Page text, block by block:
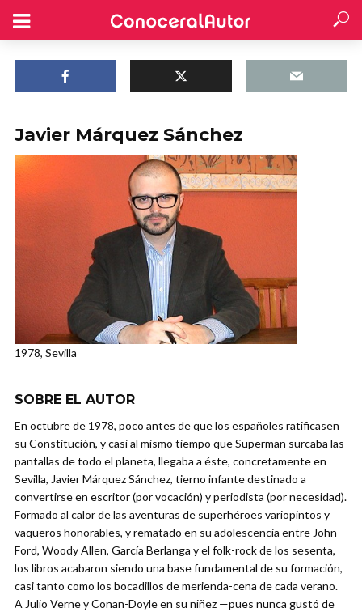
Javier Márquez Sánchez
1978, Sevilla
SOBRE EL AUTOR
En octubre de 1978, poco antes de que los españoles ratificasen
su Constitución, y casi al mismo tiempo que Superman surcaba las
pantallas de todo el planeta, llegaba a éste, concretamente en
Sevilla, Javier Márquez Sánchez, tierno infante destinado a
convertirse en escritor (por vocación) y periodista (por necesidad).
Formado al calor de las aventuras de superhéroes variopintos y
vaqueros honorables, y rematado en su adolescencia entre John
Ford, Woody Allen, García Berlanga y el folk-rock de los sesenta,
los libros acabaron siendo una base fundamental de su formación,
casi tanto como los bocadillos de merienda-cena de cada verano.
A Julio Verne y Conan-Doyle en su niñez —pues nunca gustó de